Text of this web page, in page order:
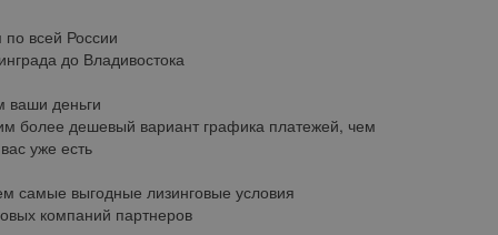
всей России
до Владивостока
ваши деньги
более дешевый вариант графика платежей, чем
уже есть
самые выгодные лизинговые условия
компаний партнеров